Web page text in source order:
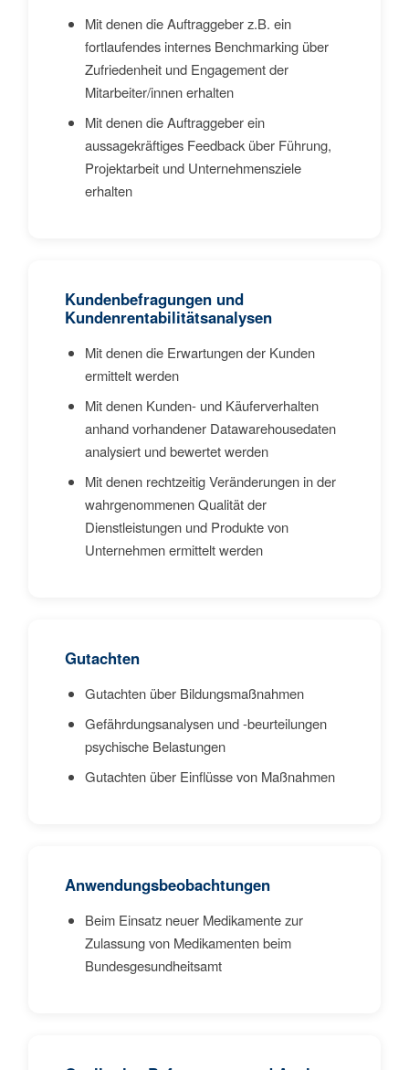
Mit denen die Auftraggeber z.B. ein
fortlaufendes internes Benchmarking über
Zufriedenheit und Engagement der
Mitarbeiter/innen erhalten
Mit denen die Auftraggeber ein
aussagekräftiges Feedback über Führung,
Projektarbeit und Unternehmensziele
erhalten
Kundenbefragungen und
Kundenrentabilitätsanalysen
Mit denen die Erwartungen der Kunden
ermittelt werden
Mit denen Kunden- und Käuferverhalten
anhand vorhandener Datawarehousedaten
analysiert und bewertet werden
Mit denen rechtzeitig Veränderungen in der
wahrgenommenen Qualität der
Dienstleistungen und Produkte von
Unternehmen ermittelt werden
Gutachten
Gutachten über Bildungsmaßnahmen
Gefährdungsanalysen und -beurteilungen
psychische Belastungen
Gutachten über Einflüsse von Maßnahmen
Anwendungsbeobachtungen
Beim Einsatz neuer Medikamente zur
Zulassung von Medikamenten beim
Bundesgesundheitsamt